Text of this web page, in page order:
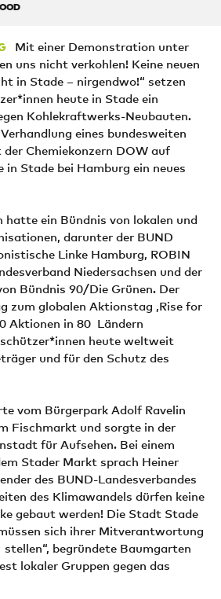
Mit einer Demonstration unter
uns nicht verkohlen! Keine neuen
in Stade – nirgendwo!“ setzen
heute in Stade ein
Kohlekraftwerks-Neubauten.
eines bundesweiten
Chemiekonzern DOW auf
in Stade bei Hamburg ein neues
hatte ein Bündnis von lokalen und
darunter der BUND
Linke Hamburg, ROBIN
Niedersachsen und der
Bündnis 90/Die Grünen. Der
zum globalen Aktionstag ‚Rise for
Aktionen in 80 Ländern
heute weltweit
und für den Schutz des
vom Bürgerpark Adolf Ravelin
Fischmarkt und sorgte in der
für Aufsehen. Bei einem
Stader Markt sprach Heiner
des BUND-Landesverbandes
des Klimawandels dürfen keine
gebaut werden! Die Stadt Stade
sich ihrer Mitverantwortung
begründete Baumgarten
lokaler Gruppen gegen das